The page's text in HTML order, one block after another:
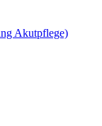
Akutpflege)